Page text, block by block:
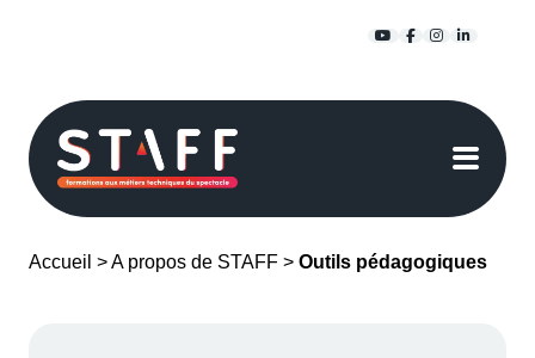
YouTube
Facebook
Accueil >A propos de STAFF > Outils pédagogiques